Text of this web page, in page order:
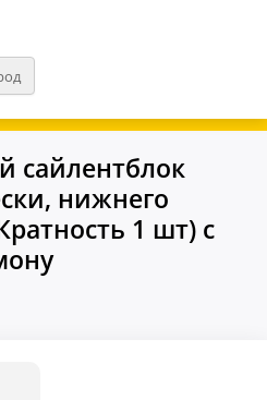
удобнее
сайлентблок
нижнего
1 шт) с